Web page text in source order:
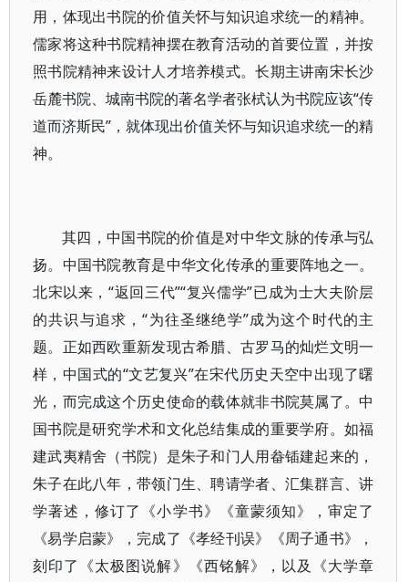
用，体现出书院的价值关怀与知识追求统一的精神。
儒家将这种书院精神摆在教育活动的首要位置，并按
照书院精神来设计人才培养模式。长期主讲南宋长沙
岳麓书院、城南书院的著名学者张栻认为书院应该“传
道而济斯民”，就体现出价值关怀与知识追求统一的精
神。
其四，中国书院的价值是对中华文脉的传承与弘
扬。中国书院教育是中华文化传承的重要阵地之一。
北宋以来，“返回三代”“复兴儒学”已成为士大夫阶层
的共识与追求，“为往圣继绝学”成为这个时代的主
题。正如西欧重新发现古希腊、古罗马的灿烂文明一
样，中国式的“文艺复兴”在宋代历史天空中出现了曙
光，而完成这个历史使命的载体就非书院莫属了。中
国书院是研究学术和文化总结集成的重要学府。如福
建武夷精舍（书院）是朱子和门人用畚锸建起来的，
朱子在此八年，带领门生、聘请学者、汇集群言、讲
学著述，修订了《小学书》《童蒙须知》，审定了
《易学启蒙》，完成了《孝经刊误》《周子通书》，
刻印了《太极图说解》《西铭解》，以及《大学章